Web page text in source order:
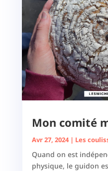
Mon comité
Avr 27, 2024| Les
Quand on est
physique, le guidon